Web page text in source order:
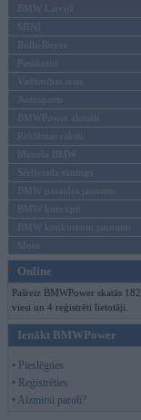
BMW Latvijā
MINI
Rolls-Royce
Pasākumi
Vadāmības tests
Autosports
BMWPower aktuāli
Reklāmas raksti
Mēneša BMW
Sērijveida tūnings
BMW pasaules jaunumi
BMW koncepti
BMW konkurentu jaunumi
Moto
Online
Pašreiz BMWPower skatās 182
viesi un 4 reģistrēti lietotāji.
Ienākt BMWPower
• Pieslēgties
• Reģistrēties
• Aizmirsi paroli?